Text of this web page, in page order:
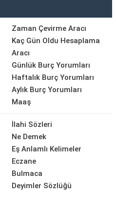
Zaman Çevirme Aracı
Kaç Gün Oldu Hesaplama
Aracı
Günlük Burç Yorumları
Haftalık Burç Yorumları
Aylık Burç Yorumları
Maaş
İlahi Sözleri
Ne Demek
Eş Anlamlı Kelimeler
Eczane
Bulmaca
Deyimler Sözlüğü